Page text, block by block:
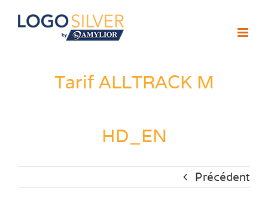
Passer
Tarif ALLTRACK M
HD_EN
Précédent